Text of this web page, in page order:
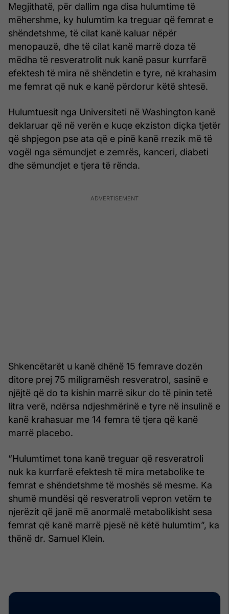
Megjithatë, për dallim nga disa hulumtime të
mëhershme, ky hulumtim ka treguar që femrat e
shëndetshme, të cilat kanë kaluar nëpër
menopauzë, dhe të cilat kanë marrë doza të
mëdha të resveratrolit nuk kanë pasur kurrfarë
efektesh të mira në shëndetin e tyre, në krahasim
me femrat që nuk e kanë përdorur këtë shtesë.
Hulumtuesit nga Universiteti në Washington kanë
deklaruar që në verën e kuqe ekziston diçka tjetër
që shpjegon pse ata që e pinë kanë rrezik më të
vogël nga sëmundjet e zemrës, kanceri, diabeti
dhe sëmundjet e tjera të rënda.
Shkencëtarët u kanë dhënë 15 femrave dozën
ditore prej 75 miligramësh resveratrol, sasinë e
njëjtë që do ta kishin marrë sikur do të pinin tetë
litra verë, ndërsa ndjeshmërinë e tyre në insulinë e
kanë krahasuar me 14 femra të tjera që kanë
marrë placebo.
“Hulumtimet tona kanë treguar që resveratroli
nuk ka kurrfarë efektesh të mira metabolike te
femrat e shëndetshme të moshës së mesme. Ka
shumë mundësi që resveratroli vepron vetëm te
njerëzit që janë më anormalë metabolikisht sesa
femrat që kanë marrë pjesë në këtë hulumtim”, ka
thënë dr. Samuel Klein.